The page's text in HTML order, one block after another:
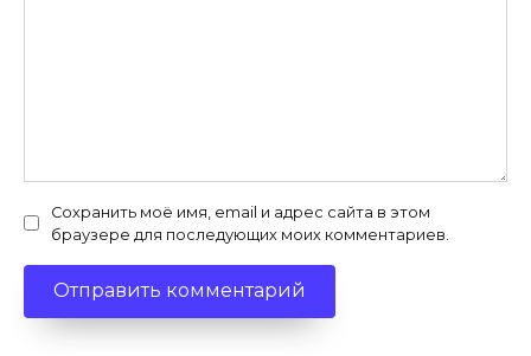
Сохранить моё имя, email и адрес сайта в этом
браузере для последующих моих комментариев.